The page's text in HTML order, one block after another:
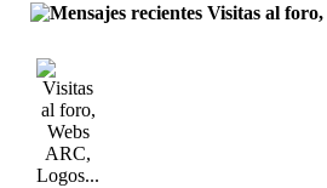
Visitas al